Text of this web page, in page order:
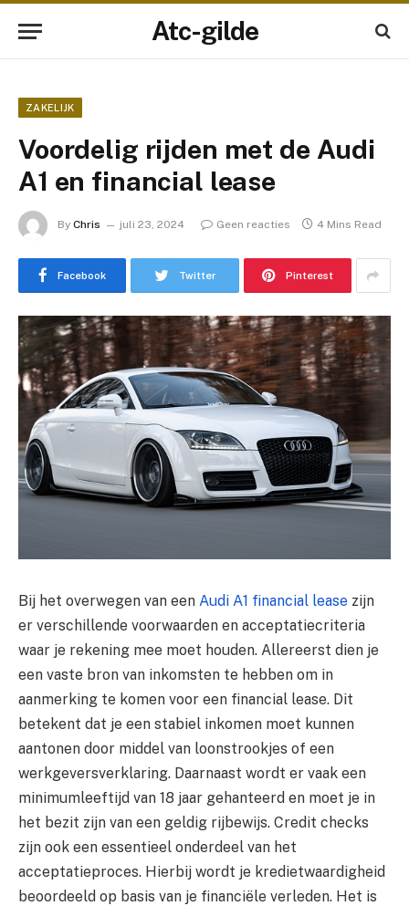
Atc-gilde
ZAKELIJK
Voordelig rijden met de Audi
A1 en financial lease
By Chris juli 23, 2024 Geen reacties 4 Mins Read
Facebook Twitter Pinterest
Bij het overwegen van een Audi A1 financial lease zijn
er verschillende voorwaarden en acceptatiecriteria
waar je rekening mee moet houden. Allereerst dien je
een vaste bron van inkomsten te hebben om in
aanmerking te komen voor een financial lease. Dit
betekent dat je een stabiel inkomen moet kunnen
aantonen door middel van loonstrookjes of een
werkgeversverklaring. Daarnaast wordt er vaak een
minimumleeftijd van 18 jaar gehanteerd en moet je in
het bezit zijn van een geldig rijbewijs. Credit checks
zijn ook een essentieel onderdeel van het
acceptatieproces. Hierbij wordt je kredietwaardigheid
beoordeeld op basis van je financiële verleden. Het is